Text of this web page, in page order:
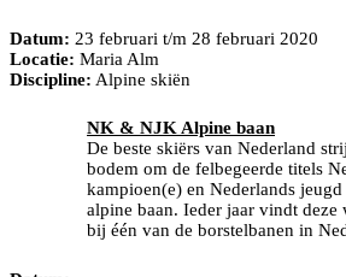
Datum: 23 februari t/m 28 februari 2020
Locatie: Maria Alm
Discipline: Alpine skiën
NK & NJK Alpine baan
De beste skiërs van Nederland
bodem om de felbegeerde titels
kampioen(e) en Nederlands
alpine baan. Ieder jaar vindt deze
bij één van de borstelbanen in